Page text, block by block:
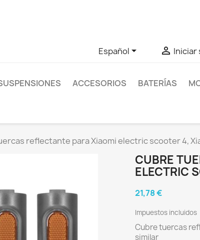
Español  Iniciar
ACCESORIOS BATERÍAS
reflectante para Xiaomi electric scooter 4,
CUBRE
ELECTRIC
21,78 €
Impuestos incluidos
Cubre tuercas
similar